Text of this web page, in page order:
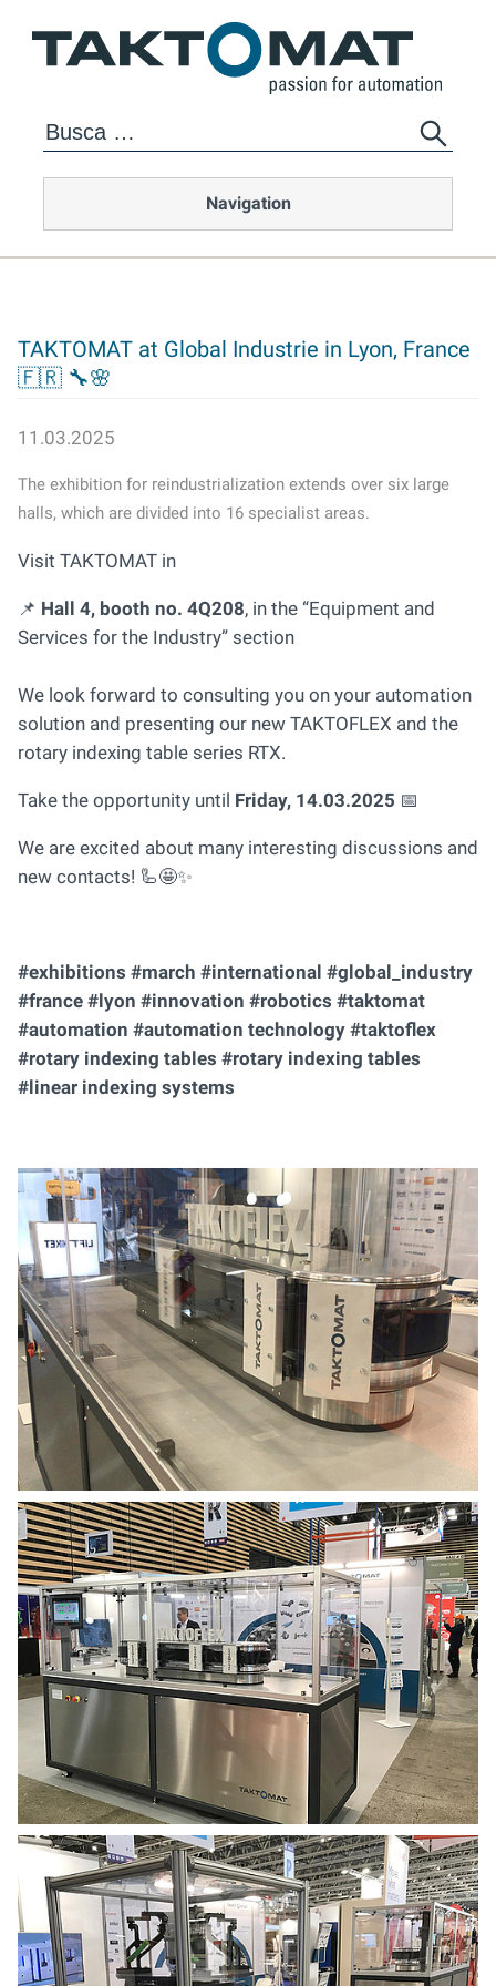
Navigation
TAKTOMAT at Global Industrie in Lyon, France
🇫🇷 🔧🌸
11.03.2025
The exhibition for reindustrialization extends over six large
halls, which are divided into 16 specialist areas.
Visit TAKTOMAT in
📌 Hall 4, booth no. 4Q208, in the “Equipment and
Services for the Industry” section
We look forward to consulting you on your automation
solution and presenting our new TAKTOFLEX and the
rotary indexing table series RTX.
Take the opportunity until Friday, 14.03.2025 📅
We are excited about many interesting discussions and
new contacts! 🦾🤩✨
#exhibitions #march #international #global_industry
#france #lyon #innovation #robotics #taktomat
#automation #automation technology #taktoflex
#rotary indexing tables #rotary indexing tables
#linear indexing systems